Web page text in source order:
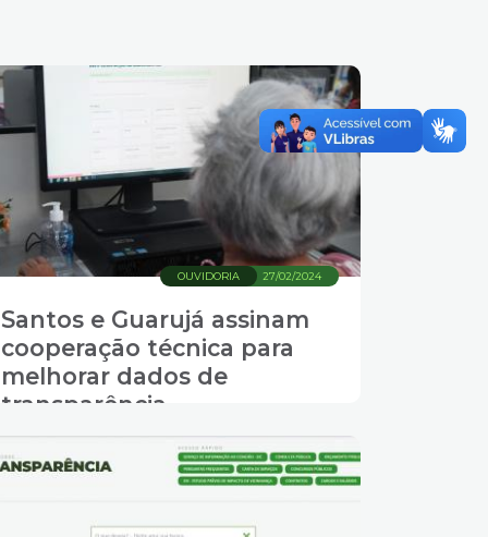
27/02/2024
OUVIDORIA
Santos e Guarujá assinam
cooperação técnica para
melhorar dados de
transparência